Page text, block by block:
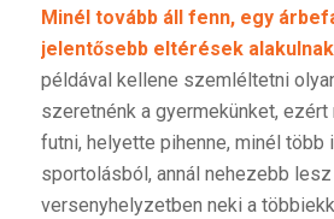
Minél tovább áll fenn, egy
jelentősebb eltérések
példával kellene szemléltetni
szeretnénk a gyermekünket, ezért
futni, helyette pihenne, minél több
sportolásból, annál nehezebb
versenyhelyzetben neki a